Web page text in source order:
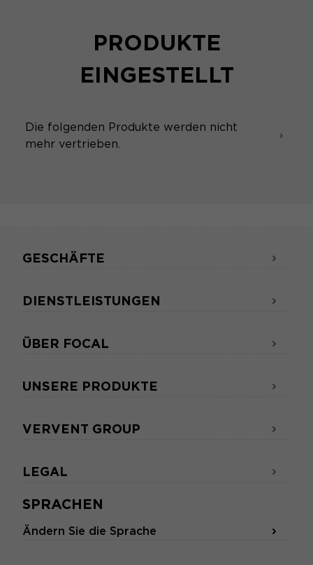
PRODUKTE
EINGESTELLT
Die folgenden Produkte werden nicht
mehr vertrieben.
SPRACHEN
Ändern Sie die Sprache
GESCHÄFTE
DIENSTLEISTUNGEN
ÜBER FOCAL
UNSERE PRODUKTE
VERVENT GROUP
LEGAL